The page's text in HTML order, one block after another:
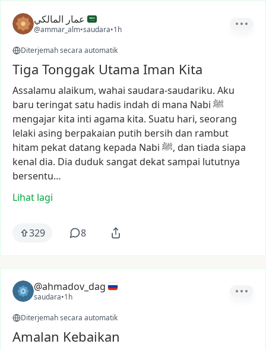
عمار المالكي
@ammar_alm•saudara•1h
Diterjemah secara automatik
Tiga Tonggak Utama Iman Kita
Assalamu alaikum, wahai saudara-saudariku. Aku
baru teringatsatu hadis indah di mana Nabi ﷺ
mengajar kita inti agama kita. Suatu hari, seorang
lelaki asing berpakaian putih bersih dan rambut
hitam pekat datang kepada Nabi ﷺ, dan tiada siapa
kenal dia. Dia duduksangat dekatsampai lututnya
bersentu…
Lihat lagi
329 8
@ahmadov_dag
saudara•1h
Diterjemah secara automatik
Amalan Kebaikan